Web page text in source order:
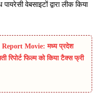
वेबसाइटों द्वारा लीक किया
Movie: मध्य प्रदेश
रिपोर्ट फिल्म को किया टैक्स फ्री